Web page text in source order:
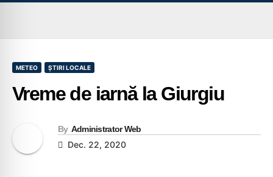
METEO ȘTIRI LOCALE
Vreme de iarnă la Giurgiu
By Administrator Web
Dec. 22, 2020